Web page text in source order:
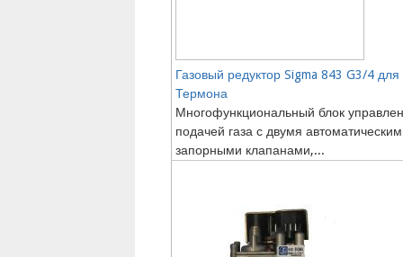
Газовый редуктор Sigma 843 G3/4 для
Термона
Многофункциональный блок
подачей газа с двумя
запорными клапанами,...